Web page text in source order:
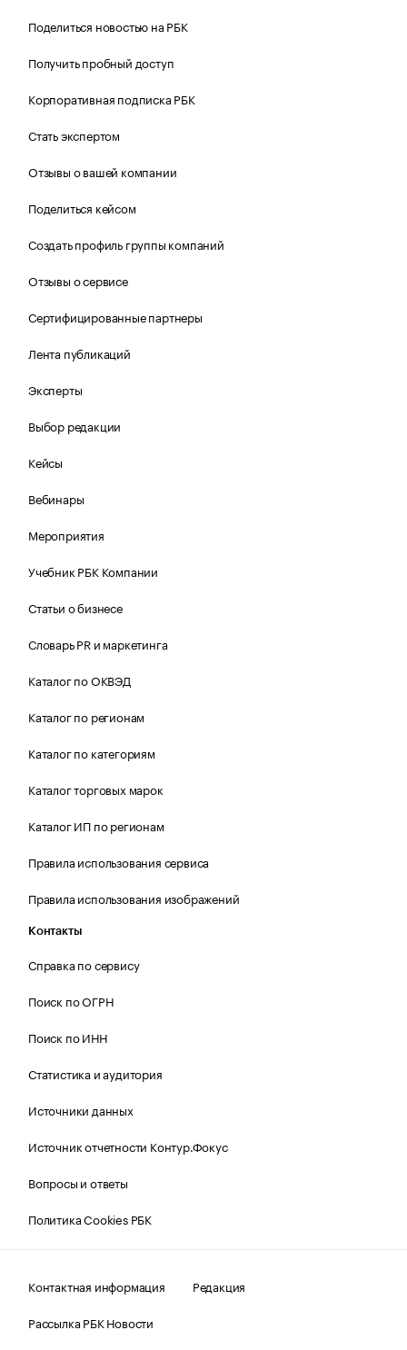
Поделиться новостью на РБК
Получить пробный доступ
Корпоративная подписка РБК
Стать экспертом
Отзывы о вашей компании
Поделиться кейсом
Создать профиль группы компаний
Отзывы о сервисе
Сертифицированные партнеры
Лента публикаций
Эксперты
Выбор редакции
Кейсы
Вебинары
Мероприятия
Учебник РБК Компании
Статьи о бизнесе
Словарь PR и маркетинга
Каталог по ОКВЭД
Каталог по регионам
Каталог по категориям
Каталог торговых марок
Каталог ИП по регионам
Правила использования сервиса
Правила использования изображений
Контакты
Справка по сервису
Поиск по ОГРН
Поиск по ИНН
Статистика и аудитория
Источники данных
Источник отчетности Контур.Фокус
Вопросы и ответы
Политика Cookies РБК
Контактная информация
Редакция
Рассылка РБК Новости